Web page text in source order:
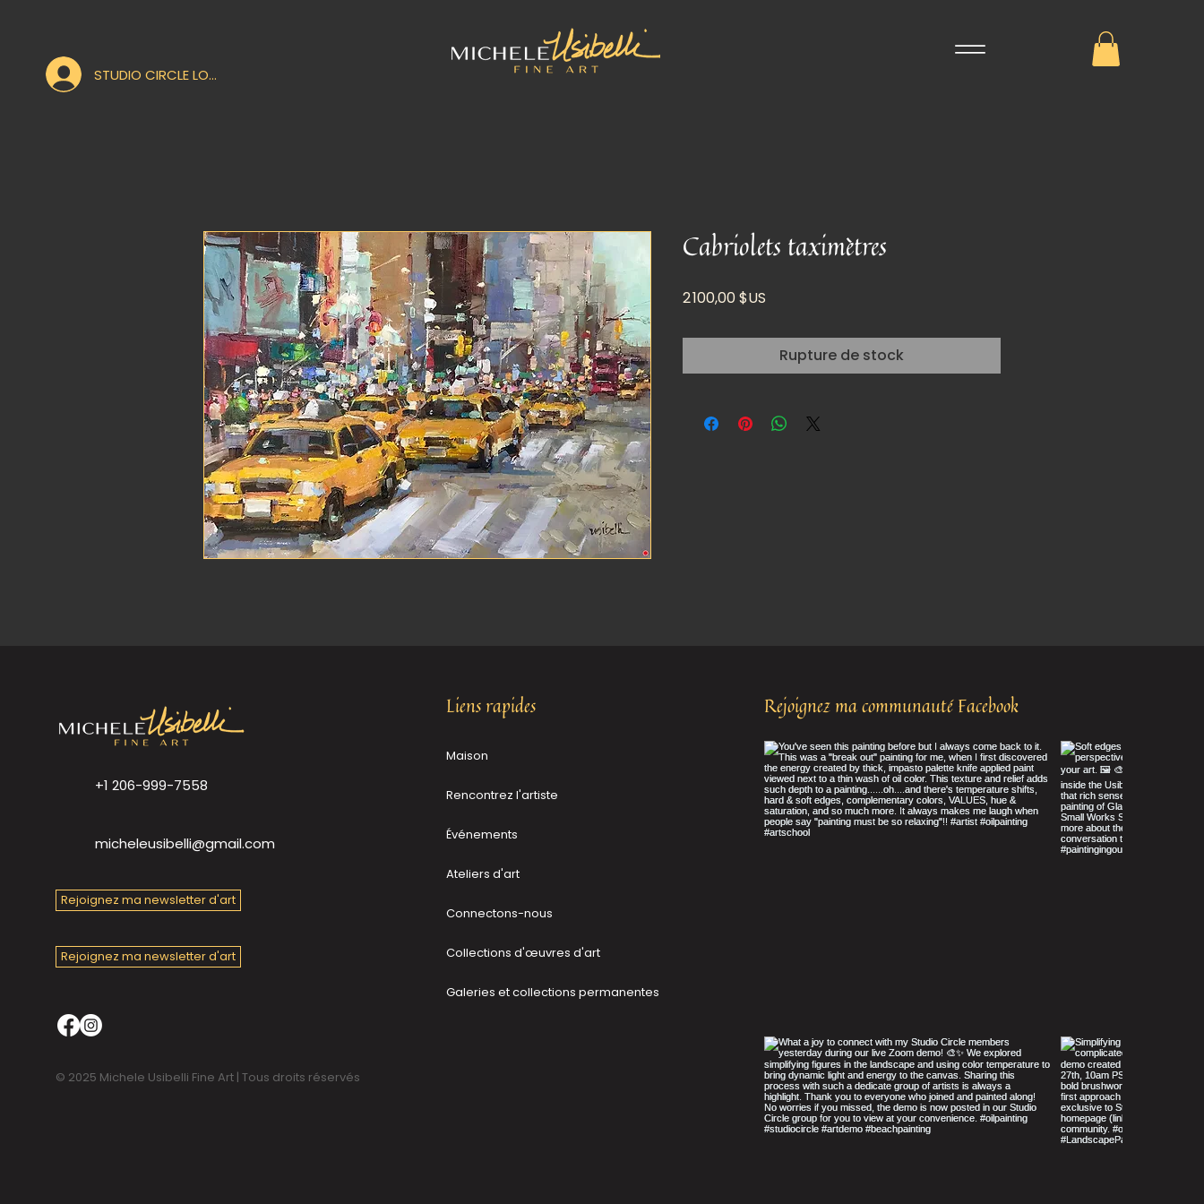
STUDIO CIRCLE LOGIN
Cabriolets taximètres
2 100,00 $US
Rupture de stock
+1 206-999-7558
micheleusibelli@gmail.com
Rejoignez ma newsletter d'art
Rejoignez ma newsletter d'art
© 2025 Michele Usibelli Fine Art | Tous droits réservés
Liens rapides
Maison
Rencontrez l'artiste
Événements
Ateliers d'art
Connectons-nous
Collections d'œuvres d'art
Galeries et collections permanentes
Rejoignez ma communauté Facebook